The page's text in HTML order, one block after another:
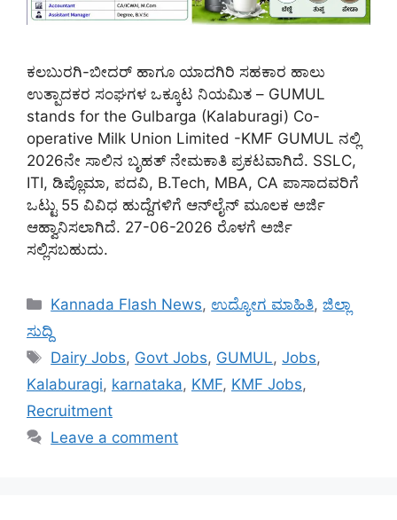
ಕಲಬುರಗಿ-ಬೀದರ್ ಹಾಗೂ ಯಾದಗಿರಿ ಸಹಕಾರ ಹಾಲು
ಉತ್ಪಾದಕರ ಸಂಘಗಳ ಒಕ್ಕೂಟ ನಿಯಮಿತ – GUMUL
stands for the Gulbarga (Kalaburagi) Co-
operative Milk Union Limited -KMF GUMUL ನಲ್ಲಿ
2026ನೇ ಸಾಲಿನ ಬೃಹತ್ ನೇಮಕಾತಿ ಪ್ರಕಟವಾಗಿದೆ. SSLC,
ITI, ಡಿಪ್ಲೊಮಾ, ಪದವಿ, B.Tech, MBA, CA ಪಾಸಾದವರಿಗೆ
ಒಟ್ಟು 55 ವಿವಿಧ ಹುದ್ದೆಗಳಿಗೆ ಆನ್‌ಲೈನ್ ಮೂಲಕ ಅರ್ಜಿ
ಆಹ್ವಾನಿಸಲಾಗಿದೆ. 27-06-2026 ರೊಳಗೆ ಅರ್ಜಿ
ಸಲ್ಲಿಸಬಹುದು.
Categories
Kannada Flash News, ಉದ್ಯೋಗ ಮಾಹಿತಿ,ಜಿಲ್ಲಾ
ಸುದ್ದಿ
Tags
Dairy Jobs, Govt Jobs, GUMUL,Jobs,
Kalaburagi, karnataka, KMF, KMF Jobs,
Recruitment
Leave a comment